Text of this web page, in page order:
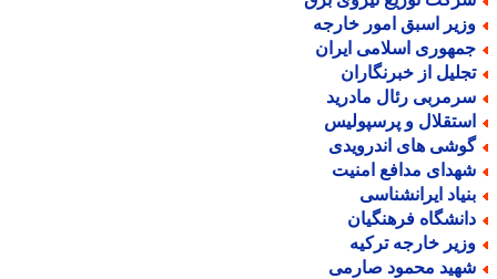
اسبق امور خارجه
اسلامی ایران
از خبرنگاران
رئال مادرید
و پرسپولیس
های اندرویدی
مدافع امنیت
ایرانشناسی
فرهنگیان
خارجه ترکیه
محمود صارمی